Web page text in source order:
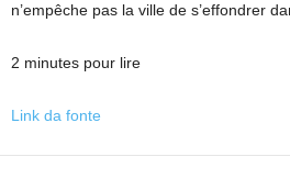
n’empêche pas la ville de s’effondrer
2 minutes pour lire
Link da fonte